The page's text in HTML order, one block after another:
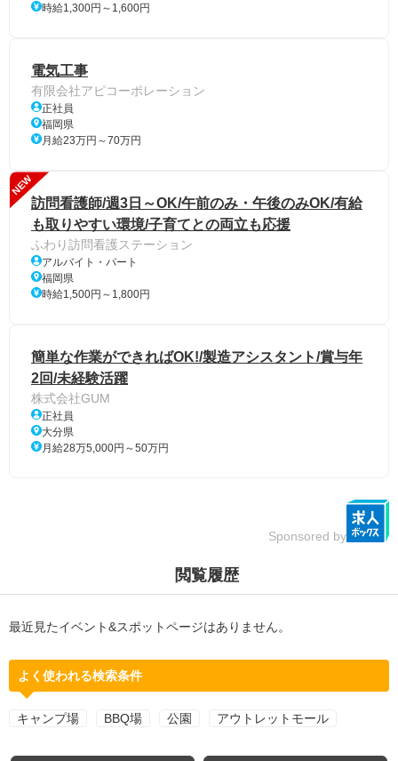
時給1,300円～1,600円
電気工事
有限会社アピコーポレーション
正社員
福岡県
月給23万円～70万円
NEW
訪問看護師/週3日～OK/午前のみ・午後のみOK/有給
も取りやすい環境/子育てとの両立も応援
ふわり訪問看護ステーション
アルバイト・パート
福岡県
時給1,500円～1,800円
簡単な作業ができればOK!/製造アシスタント/賞与年
2回/未経験活躍
株式会社GUM
正社員
大分県
月給28万5,000円～50万円
Sponsored by
閲覧履歴
最近見たイベント&スポットページはありません。
よく使われる検索条件
キャンプ場 BBQ場 公園 アウトレットモール